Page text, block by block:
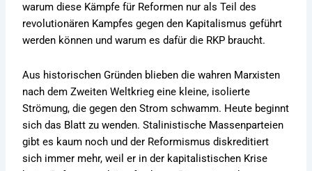
warum diese Kämpfe für Reformen nur als Teil des
revolutionären Kampfes gegen den Kapitalismus geführt
werden können und warum es dafür die RKP braucht.
Aus historischen Gründen blieben die wahren Marxisten
nach dem Zweiten Weltkrieg eine kleine, isolierte
Strömung, die gegen den Strom schwamm. Heute beginnt
sich das Blatt zu wenden. Stalinistische Massenparteien
gibt es kaum noch und der Reformismus diskreditiert
sich immer mehr, weil er in der kapitalistischen Krise